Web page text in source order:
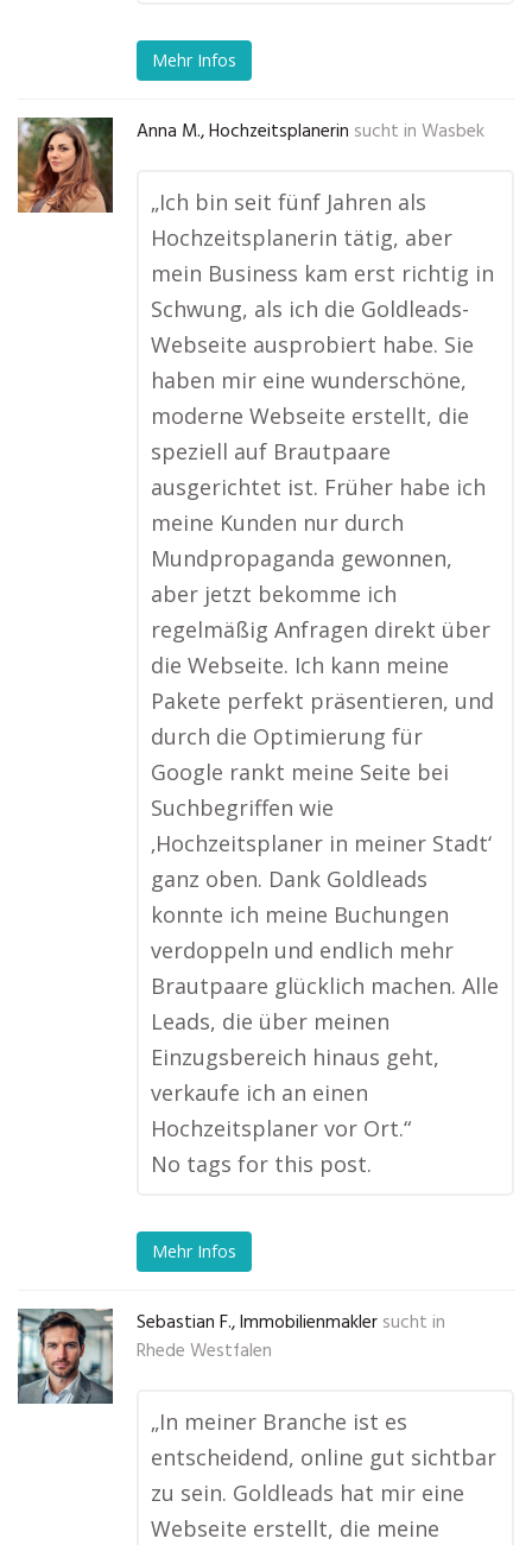
Mehr Infos
Anna M., Hochzeitsplanerin sucht in Wasbek
„Ich bin seit fünf Jahren als
Hochzeitsplanerin tätig, aber
mein Business kam erst richtig in
Schwung, als ich die Goldleads-
Webseite ausprobiert habe. Sie
haben mir eine wunderschöne,
moderne Webseite erstellt, die
speziell auf Brautpaare
ausgerichtet ist. Früher habe ich
meine Kunden nur durch
Mundpropaganda gewonnen,
aber jetzt bekomme ich
regelmäßig Anfragen direkt über
die Webseite. Ich kann meine
Pakete perfekt präsentieren, und
durch die Optimierung für
Google rankt meine Seite bei
Suchbegriffen wie
‚Hochzeitsplaner in meiner Stadt‘
ganz oben. Dank Goldleads
konnte ich meine Buchungen
verdoppeln und endlich mehr
Brautpaare glücklich machen. Alle
Leads, die über meinen
Einzugsbereich hinaus geht,
verkaufe ich an einen
Hochzeitsplaner vor Ort.“
No tags for this post.
Mehr Infos
Sebastian F., Immobilienmakler sucht in
Rhede Westfalen
„In meiner Branche ist es
entscheidend, online gut sichtbar
zu sein. Goldleads hat mir eine
Webseite erstellt, die meine